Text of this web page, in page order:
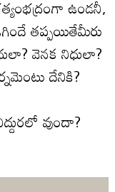
ఉండనీ,
తప్పయితేమీరు
వెనక నిధులా?
దేనికి?
వుందా?